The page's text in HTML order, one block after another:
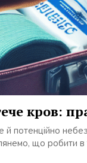
кров:
потенційно
що робити в